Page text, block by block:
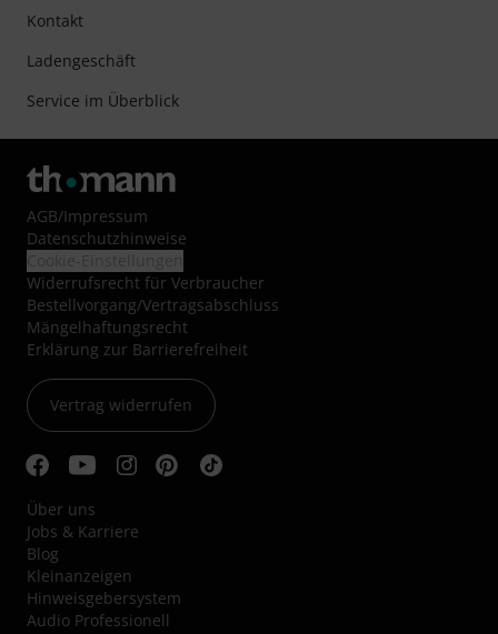
Kontakt
Ladengeschäft
Service im Überblick
AGB/Impressum
Datenschutzhinweise
Widerrufsrecht für Verbraucher
Bestellvorgang/Vertragsabschluss
Mängelhaftungsrecht
Erklärung zur Barrierefreiheit
Vertrag widerrufen
Über uns
Jobs & Karriere
Blog
Kleinanzeigen
Hinweisgebersystem
Audio Professionell